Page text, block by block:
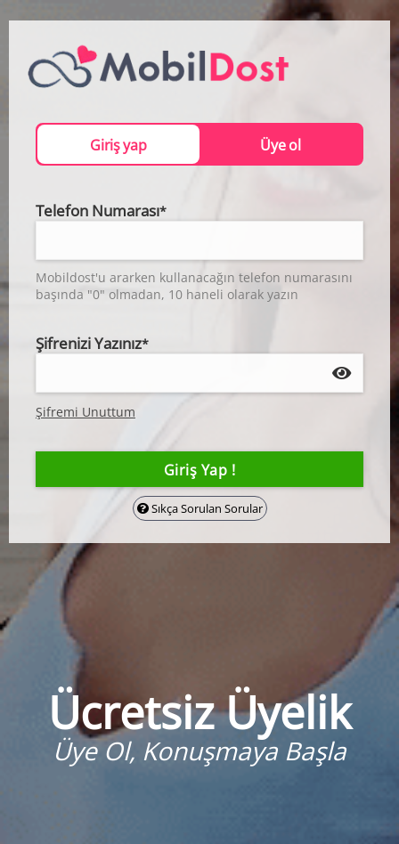
Giriş yap Üye ol
Telefon Numarası*
Mobildost'u ararken kullanacağın telefon numarasını
başında "0" olmadan, 10 haneli olarak yazın
Şifrenizi Yazınız*
Şifremi Unuttum
Sıkça Sorulan Sorular
Ücretsiz Üyelik
Üye Ol, Konuşmaya Başla